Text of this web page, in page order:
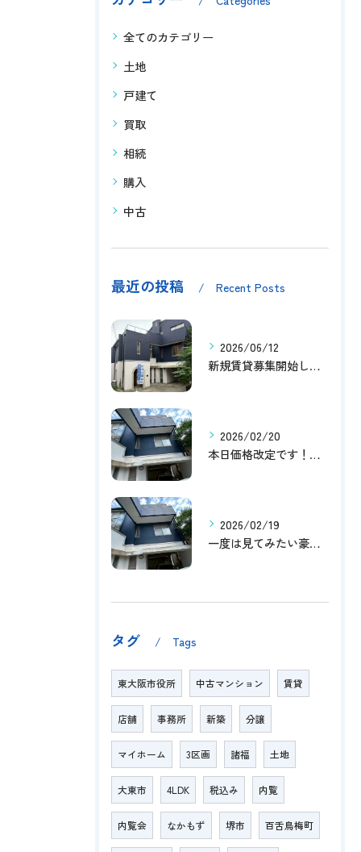
全てのカテゴリー
土地
戸建て
買取
相続
購入
中古
最近の投稿 Recent Posts
2026/06/12
新規賃貸募集開始しました！
2026/02/20
本日価格改定です！！このチャンスお見逃しなく！！！
2026/02/19
一度は見てみたい豪邸！！内覧受付中です～☆
タグ Tags
東大阪市役所 中古マンション 賃貸
店舗 事務所 新築 分譲
マイホーム 3区画 諸福 土地
大東市 4LDK 税込み 内覧
内覧会 なかもず 堺市 百舌鳥梅町